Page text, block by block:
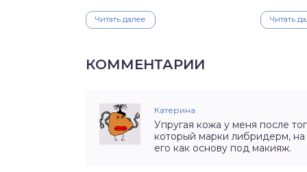
Читать далее Читать
КОММЕНТАРИИ
Катерина
Упругая кожа у меня после
который марки либридерм, на
его как основу под макияж.